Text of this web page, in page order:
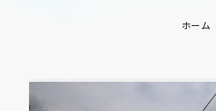
ホーム